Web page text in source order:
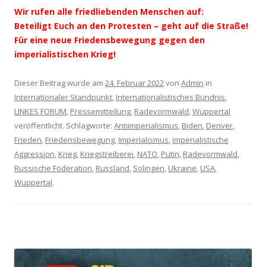
Wir rufen alle friedliebenden Menschen auf:
Beteiligt Euch an den Protesten – geht auf die Straße!
Für eine neue Friedensbewegung gegen den
imperialistischen Krieg!
Dieser Beitrag wurde am 24. Februar 2022von Admin in
Internationaler Standpunkt, Internationalistisches Bündnis,
LINKES FORUM, Pressemitteilung, Radevormwald,Wuppertal
veröffentlicht. Schlagworte: Antiimperialismus, Biden, Denver,
Frieden, Friedensbewegung, Imperialismus, imperialistische
Aggression, Krieg, Kriegstreiberei, NATO, Putin, Radevormwald,
Russische Föderation, Russland, Solingen, Ukraine, USA,
Wuppertal.